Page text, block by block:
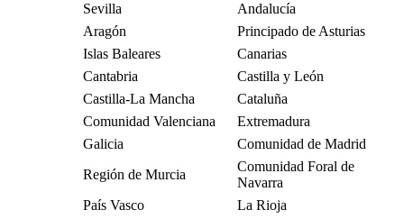
Sevilla
Andalucía
Aragón
Principado de Asturias
Islas Baleares
Canarias
Cantabria
Castilla y León
Castilla-La Mancha
Cataluña
Comunidad Valenciana
Extremadura
Galicia
Comunidad de Madrid
Región de Murcia
Comunidad Foral de
Navarra
País Vasco
La Rioja